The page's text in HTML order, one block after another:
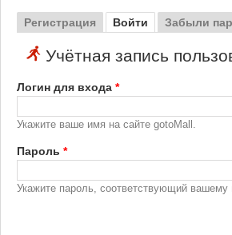
Главные вкладки
Регистрация Войти (активная
Забыли
Учётная запись
Логин для входа *
Укажите ваше имя на сайте gotoMall.
Пароль *
Укажите пароль, соответствующий вашему